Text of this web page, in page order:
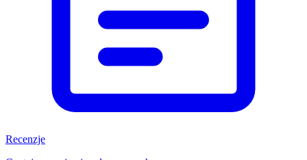
Recenzje